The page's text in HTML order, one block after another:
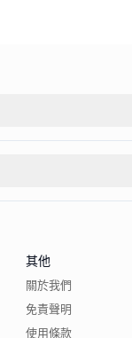
其他
關於我們
免責聲明
使用條款